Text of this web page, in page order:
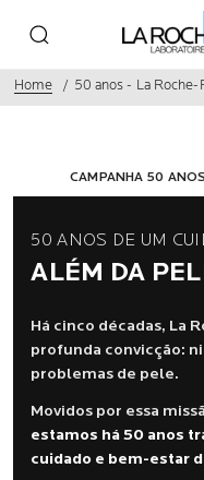
Home 50 anos - La Roche-